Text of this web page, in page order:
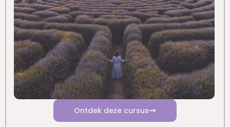
Ontdek deze cursus